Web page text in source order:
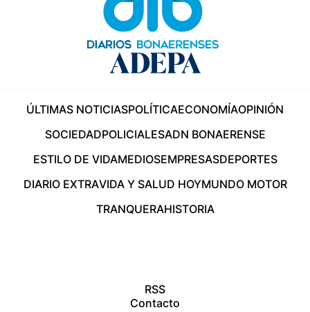
ÚLTIMAS NOTICIASPOLÍTICAECONOMÍAOPINIÓN
SOCIEDADPOLICIALESADN BONAERENSE
ESTILO DE VIDAMEDIOSEMPRESASDEPORTES
DIARIO EXTRAVIDA Y SALUD HOYMUNDO MOTOR
TRANQUERAHISTORIA
RSS
Contacto